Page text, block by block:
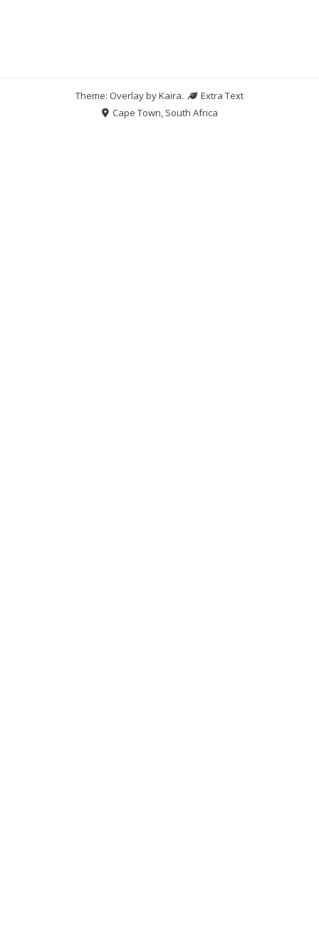
Theme: Overlay byKaira.
Extra Text
Cape Town, South Africa